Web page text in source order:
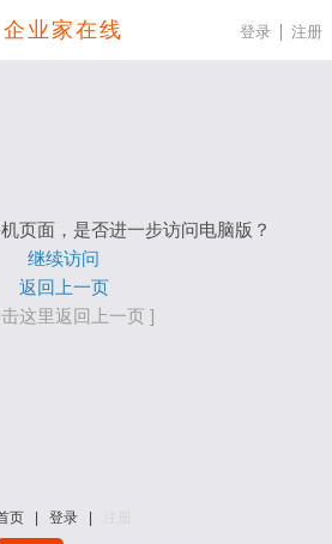
企业家在线 登录 注册
页面，是否进一步访问电脑版？
继续访问
返回上一页
这里返回上一页 ]
页 登录